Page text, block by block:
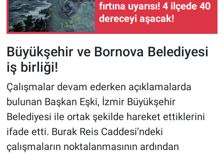
fırtına uyarısı! 4 ilçede 40
dereceyi aşacak!
Büyükşehir ve Bornova Belediyesi
iş birliği!
Çalışmalar devam ederken açıklamalarda
bulunan Başkan Eşki, İzmir Büyükşehir
Belediyesi ile ortak şekilde hareket ettiklerini
ifade etti. Burak Reis Caddesi’ndeki
çalışmaların noktalanmasının ardından